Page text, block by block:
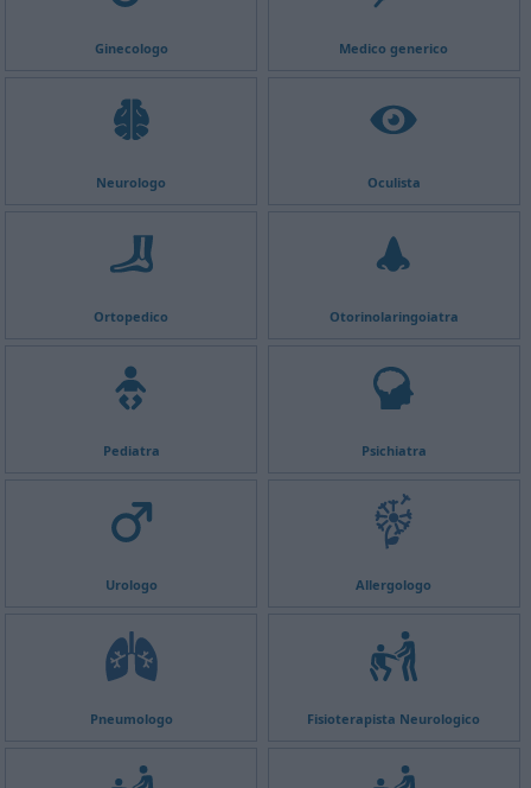
Ginecologo Medico generico
Neurologo Oculista
Ortopedico Otorinolaringoiatra
Pediatra Psichiatra
Urologo Allergologo
Pneumologo Fisioterapista Neurologico